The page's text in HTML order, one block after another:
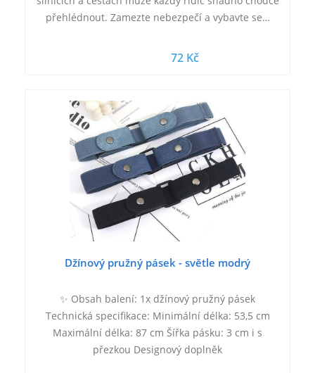
přehlédnout. Zamezte nebezpečí a vybavte se…
72 Kč
Džínový pružný pásek - světle modrý
✨ Obsah balení: 1x džínový pružný pásek
Technická specifikace: Minimální délka: 53,5 cm
Maximální délka: 87 cm Šířka pásku: 3 cm i s
přezkou Designový doplněk